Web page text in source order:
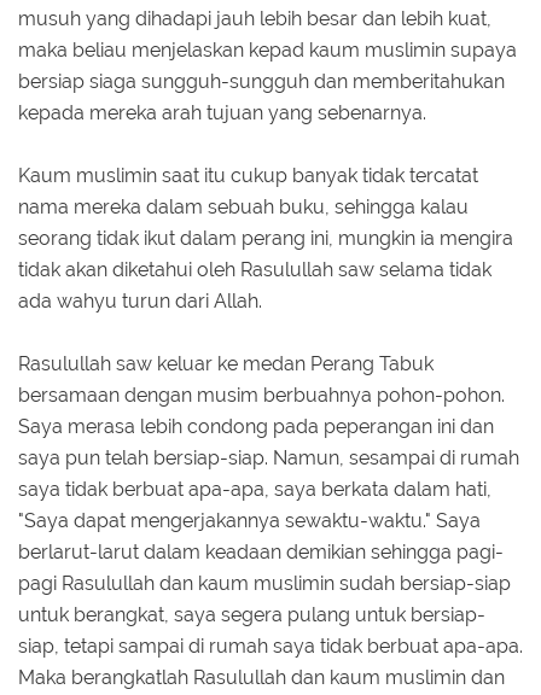
musuh yang dihadapi jauh lebih besar dan lebih kuat,
maka beliau menjelaskan kepad kaum muslimin supaya
bersiap siaga sungguh-sungguh dan memberitahukan
kepada mereka arah tujuan yang sebenarnya.
Kaum muslimin saat itu cukup banyak tidak tercatat
nama mereka dalam sebuah buku, sehingga kalau
seorang tidak ikut dalam perang ini, mungkin ia mengira
tidak akan diketahui oleh Rasulullah saw selama tidak
ada wahyu turun dari Allah.
Rasulullah saw keluar ke medan Perang Tabuk
bersamaan dengan musim berbuahnya pohon-pohon.
Saya merasa lebih condong pada peperangan ini dan
saya pun telah bersiap-siap. Namun, sesampai di rumah
saya tidak berbuat apa-apa, saya berkata dalam hati,
"Saya dapat mengerjakannya sewaktu-waktu." Saya
berlarut-larut dalam keadaan demikian sehingga pagi-
pagi Rasulullah dan kaum muslimin sudah bersiap-siap
untuk berangkat, saya segera pulang untuk bersiap-
siap, tetapi sampai di rumah saya tidak berbuat apa-apa.
Maka berangkatlah Rasulullah dan kaum muslimin dan